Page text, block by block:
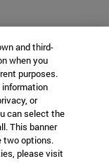
and third-
when you
purposes.
information
or
can select the
This banner
two options.
please visit